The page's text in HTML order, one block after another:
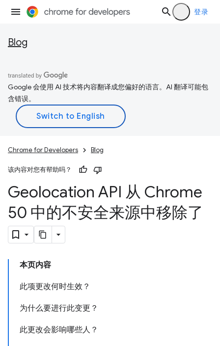
登录
Blog
Google 会使用 AI 技术将内容翻译成您偏好的语言。AI 翻译可能包
含错误。
Chrome for Developers Blog
该内容对您有帮助吗？
Geolocation API 从 Chrome
50 中的不安全来源中移除了
本页内容
此项更改何时生效？
为什么要进行此变更？
此更改会影响哪些人？